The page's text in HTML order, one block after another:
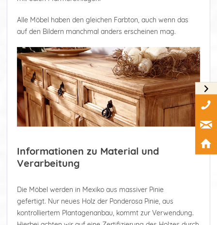
Alle Möbel haben den gleichen Farbton, auch wenn das
auf den Bildern manchmal anders erscheinen mag.
Informationen zu Material und
Verarbeitung
Die Möbel werden in Mexiko aus massiver Pinie
gefertigt. Nur neues Holz der Ponderosa Pinie, aus
kontrolliertem Plantagenanbau, kommt zur Verwendung.